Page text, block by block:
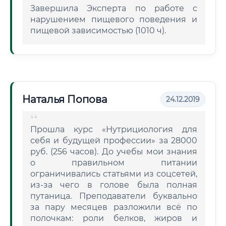
Завершила Эксперта по работе с
нарушением пищевого поведения и
пищевой зависимостью (1010 ч).
Наталья Попова 24.12.2019
Прошла курс «Нутрициология для
себя и будущей профессии» за 28000
руб. (256 часов). До учебы мои знания
о правильном питании
ограничивались статьями из соцсетей,
из-за чего в голове была полная
путаница. Преподаватели буквально
за пару месяцев разложили всё по
полочкам: роли белков, жиров и